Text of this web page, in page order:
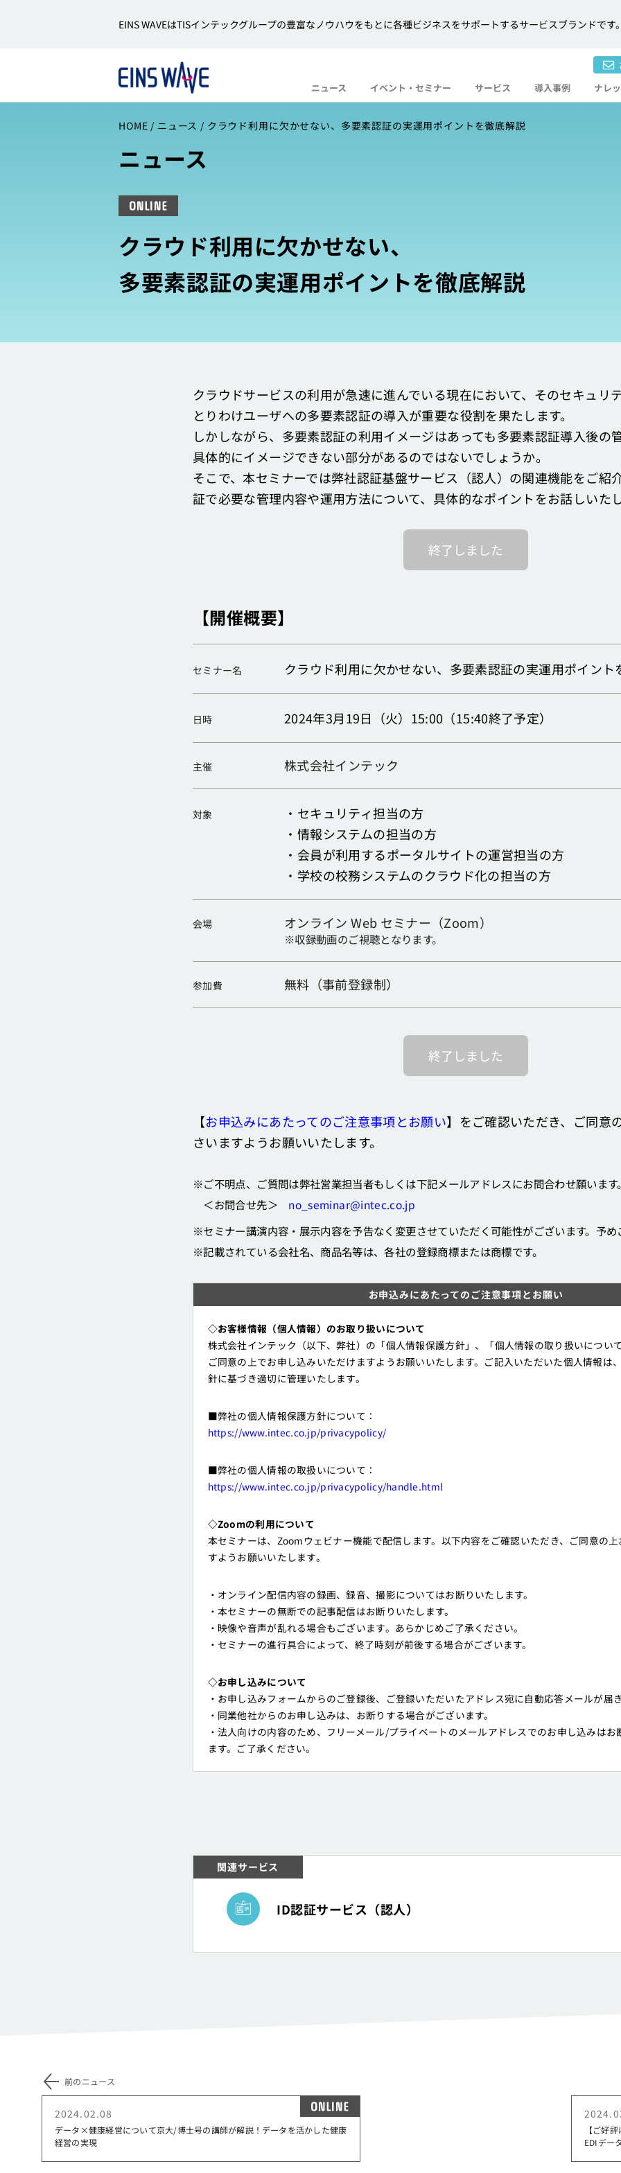
EINS WAVEはTISインテックグループの豊富なノウハウをもとに各種ビジネスをサポートするサービスブランドです。
ニュース
イベント・ セミナー サービス 導入事例 ナレ
HOME ニュース クラウド利用に欠かせない、多要素認証の実運用ポイントを徹底解説
ニュース
クラウド利用に欠かせない、
多要素認証の実運用ポイントを徹底解説
クラウドサービスの利用が急速に進んでいる現在において、そのセキュリ
とりわけユーザへの多要素認証の導入が重要な役割を果たします。
しかしながら、多要素認証の利用イメージはあっても多要素認証導入後の
具体的にイメージできない部分があるのではないでしょうか。
そこで、本セミナーでは弊社認証基盤サービス（認人）の関連機能をご紹
証で必要な管理内容や運用方法について、具体的なポイントをお話しいたし
終了しました
【開催概要】
セミナー名 クラウド利用に欠かせない、多要素認証の実運用ポイント
日時 2024年3月19日（火）15:00（15:40終了予定）
主催 株式会社インテック
対象 ・ セキュリティ担当の方
・ 情報システムの担当の方
・ 会員が利用するポータルサイトの運営担当の方
・ 学校の校務システムのクラウド化の担当の方
会場 オンライン Web セミナー（Zoom）
※収録動画のご視聴となります。
参加費 無料（事前登録制）
終了しました
【お申込みにあたってのご注意事項とお願い】をご確認いただき、ご同意
さいますようお願いいたします。
※ご不明点、ご質問は弊社営業担当者もしくは下記メールアドレスにお問合わせ願います。
＜お問合せ先＞
no_seminar@intec.co.jp
※セミナー講演内容・展示内容を予告なく変更させていただく可能性がございます。予め
※記載されている会社名、商品名等は、各社の登録商標または商標です。
お申込みにあたってのご注意事項とお願い
◇お客様情報（個人情報）のお取り扱いについて
株式会社インテック（以下、弊社）の「個人情報保護方針」、「個人情報の取り扱いについ
ご同意の上でお申し込みいただけますようお願いいたします。ご記入いただいた個人情報は
針に基づき適切に管理いたします。
■弊社の個人情報保護方針について：
https://www.intec.co.jp/privacypolicy/
■弊社の個人情報の取扱いについて：
https://www.intec.co.jp/privacypolicy/handle.html
◇Zoomの利用について
本セミナーは、Zoomウェビナー機能で配信します。以下内容をご確認いただき、ご同意の
すようお願いいたします。
・オンライン配信内容の録画、録音、撮影についてはお断りいたします。
・本セミナーの無断での記事配信はお断りいたします。
・映像や音声が乱れる場合もございます。あらかじめご了承ください。
・セミナーの進行具合によって、終了時刻が前後する場合がございます。
◇お申し込みについて
・お申し込みフォームからのご登録後、ご登録いただいたアドレス宛に自動応答メールが届き
・同業他社からのお申し込みは、お断りする場合がございます。
・法人向けの内容のため、フリーメール/プライベートのメールアドレスでのお申し込みはお
ます。ご了承ください。
関連サービス
ID認証サービス（認人）
前のニュース
2024.02.08
データ×健康経営について京大/博士号の講師が解説！データを活かした健康
経営の実現
【ご好
EDIデー